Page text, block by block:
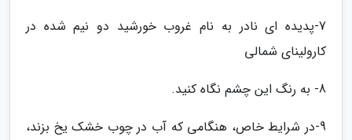
7-پدیده ای نادر به نام غروب خورشید دو نیم شده در
کارولینای شمالی
8- به رنگ این چشم نگاه کنید.
9-در شرایط خاص، هنگامی که آب در چوب خشک یخ بزند،